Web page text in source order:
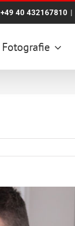
+49 40 432167810 |
Fotografie